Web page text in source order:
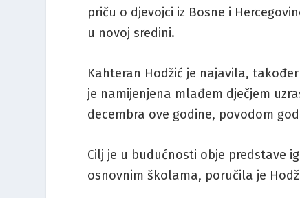
priču o djevojci iz Bosne i
u novoj sredini.
Kahteran Hodžić je najavila,
je namijenjena mlađem dječjem
decembra ove godine, povodom
Cilj je u budućnosti obje predstave
osnovnim školama, poručila je